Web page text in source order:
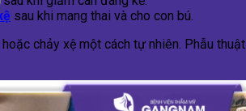
sau khi mang thai và cho con bú.
chảy xệ một cách tự nhiên. Phẫu thuật